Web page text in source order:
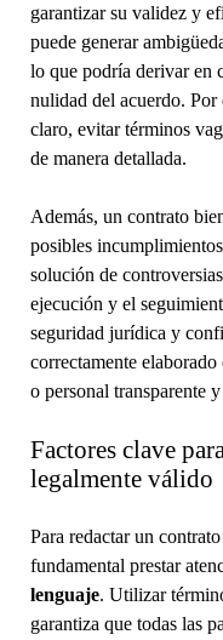
garantizar su validez y
puede generar
lo que podría derivar en
nulidad del acuerdo.
claro, evitar términos
de manera detallada.
Además, un contrato
posibles
solución de
ejecución y el
seguridad jurídica y
correctamente
o personal transparente
Factores clave
legalmente válido
Para redactar un
fundamental prestar
lenguaje. Utilizar
garantiza que todas las